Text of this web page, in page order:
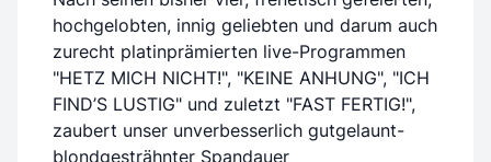
hochgelobten, innig geliebten und darum auch
zurecht platinprämierten live-Programmen
"HETZ MICH NICHT!", "KEINE ANHUNG", "ICH
FIND’S LUSTIG" und zuletzt "FAST FERTIG!",
zaubert unser unverbesserlich gutgelaunt-
blondgesträhnter Spandauer